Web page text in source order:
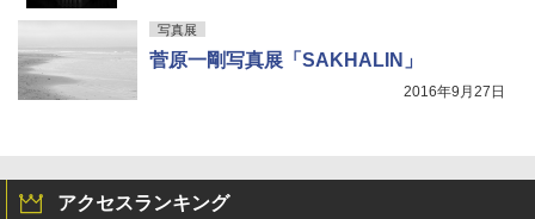
写真展
菅原一剛写真展「SAKHALIN」
2016年9月27日
アクセスランキング